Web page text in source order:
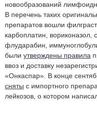
новообразований
В перечень таких
препаратов вошли
карбоплатин, вориконазол,
флударабин,
были утверждены правила
ввоз и доставку
«Онкаспар». В конце
сняты с импортного
лейкозов, о котором